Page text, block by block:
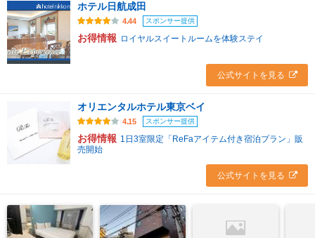
ホテル日航成田
4.44 スポンサー提供
お得情報 ロイヤルスイートルームを体験ステイ
公式サイトを見る
オリエンタルホテル東京ベイ
4.15 スポンサー提供
お得情報 1日3室限定「ReFaアイテム付き宿泊プラン」販
売開始
公式サイトを見る